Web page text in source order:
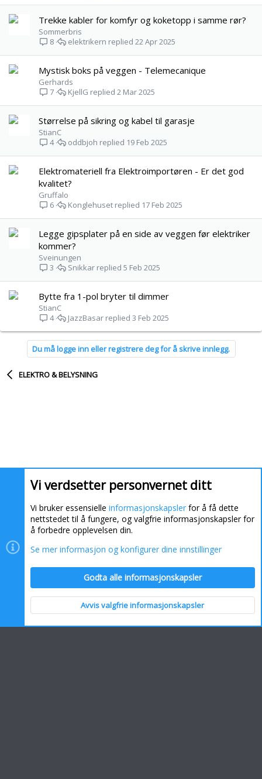
Trekke kabler for komfyr og koketopp i samme rør?
Sommerbris
8
22 Apr 2025
elektrikern
Mystisk boks på veggen - Telemecanique
Gerhards
7
2 Mar 2025
KjellG
Størrelse på sikring og kabel til garasje
StianC
4
19 Feb 2025
oddbjoh
Elektromateriell fra Elektroimportøren - Er det god
kvalitet?
Gruffalo
6
17 Feb 2025
Konglehuset
Legge gipsplater på en side av veggen før elektriker
kommer?
Sveinungen
3
5 Feb 2025
Snikkar
Bytte fra 1-pol bryter til dimmer
StianC
4
3 Feb 2025
JazzBasar
Du må logge inn eller registrere deg for å skrive innlegg.
ELEKTRO & BELYSNING
Informasjonskapsler Kontakt oss Hjelp
Topp Bunn
Vi verdsetter personvernet ditt
Vi bruker essensielle informasjonskapsler for å få dette
nettstedet til å fungere, og valgfrie informasjonskapsler for
å forbedre opplevelsen din.
Se mer informasjon og konfigurer dine innstillinger
Godta alle informasjonskapsler
Avvis valgfrie informasjonskapsler